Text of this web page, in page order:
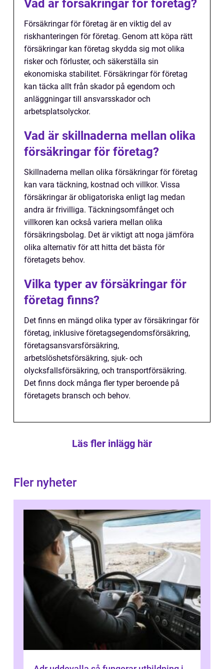
Vad är försäkringar för företag?
Försäkringar för företag är en viktig del av
riskhanteringen för företag. Genom att köpa rätt
försäkringar kan företag skydda sig mot olika
risker och förluster, och säkerställa sin
ekonomiska stabilitet. Försäkringar för företag
kan täcka allt från skador på egendom och
anläggningar till ansvarsskador och
arbetsplatsolyckor.
Vad är skillnaderna mellan olika
försäkringar för företag?
Skillnaderna mellan olika försäkringar för företag
kan vara täckning, kostnad och villkor. Vissa
försäkringar är obligatoriska enligt lag medan
andra är frivilliga. Täckningsomfånget och
villkoren kan också variera mellan olika
försäkringsbolag. Det är viktigt att noga jämföra
olika alternativ för att hitta det bästa för
företagets behov.
Vilka typer av försäkringar för
företag finns?
Det finns en mängd olika typer av försäkringar för
företag, inklusive företagsegendomsförsäkring,
företagsansvarsförsäkring,
arbetslöshetsförsäkring, sjuk- och
olycksfallsförsäkring, och transportförsäkring.
Det finns dock många fler typer beroende på
företagets bransch och behov.
Läs fler inlägg här
Fler nyheter